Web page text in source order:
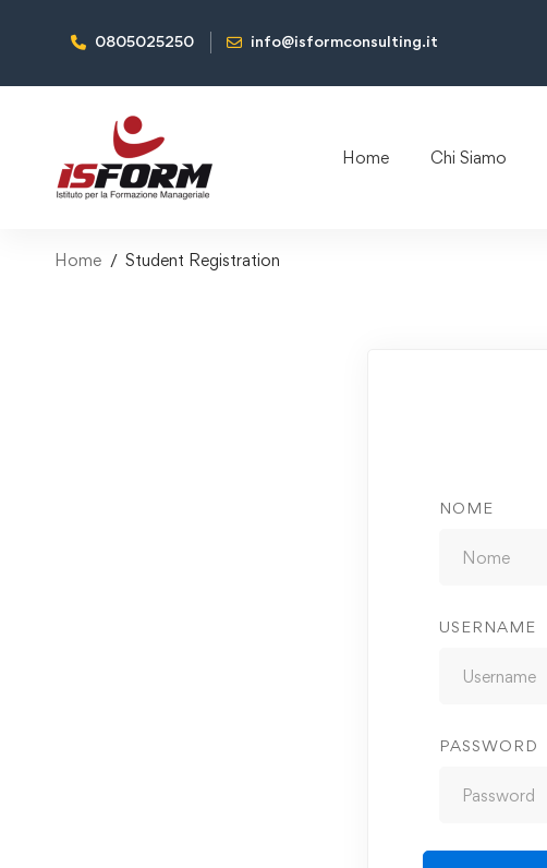
0805025250 info@isformconsulting.it
Home Chi Siamo
Home Student Registration
NOME
USERNAME
PASSWORD